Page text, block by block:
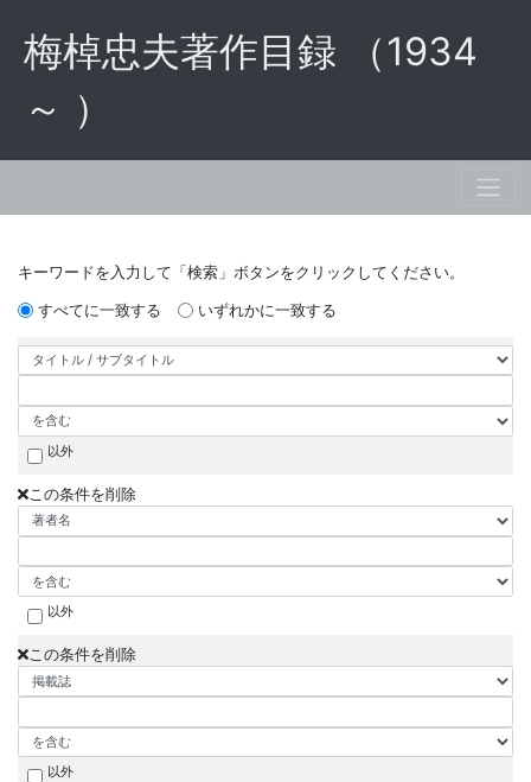
梅棹忠夫著作目録 （1934
～ ）
キーワードを入力して「検索」ボタンをクリックしてください。
すべてに一致する
いずれかに一致する
以外
この条件を削除
以外
この条件を削除
以外